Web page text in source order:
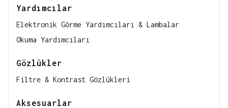
Yardımcılar
Elektronik Görme Yardımcıları & Lambalar
Okuma Yardımcıları
Gözlükler
Filtre & Kontrast Gözlükleri
Aksesuarlar